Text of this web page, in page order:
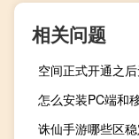
相关问题
空间正式开通之
怎么安装PC端和
诛仙手游哪些区